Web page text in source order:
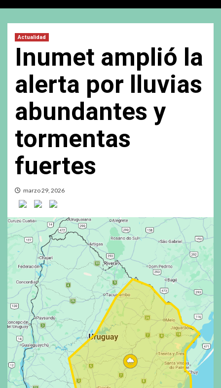
Actualidad
Inumet amplió la
alerta por lluvias
abundantes y
tormentas
fuertes
marzo 29, 2026